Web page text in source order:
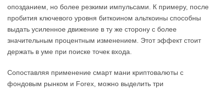
опозданием, но более резкими импульсами. К примеру, после
пробития ключевого уровня биткоином альткоины способны
выдать усиленное движение в ту же сторону с более
значительным процентным изменением. Этот эффект стоит
держать в уме при поиске точек входа.
Сопоставляя применение смарт мани криптовалюты с
фондовым рынком и Forex, можно выделить три